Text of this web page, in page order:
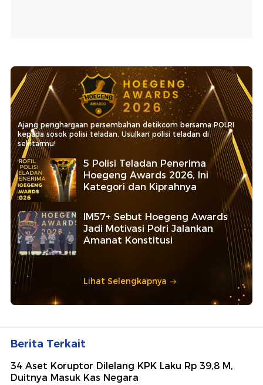
Ajang penghargaan persembahan detikcom bersama POLRI
kepada sosok polisi teladan. Usulkan polisi teladan di
sekitarmu!
5 Polisi Teladan Penerima
Hoegeng Awards 2026, Ini
Kategori dan Kiprahnya
IM57+ Sebut Hoegeng Awards
Jadi Motivasi Polri Jalankan
Amanat Konstitusi
Lihat Selengkapnya
Berita Terkait
34 Aset Koruptor Dilelang KPK Laku Rp 39,8 M,
Duitnya Masuk Kas Negara